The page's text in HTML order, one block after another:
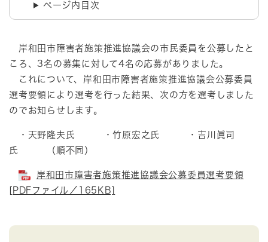
ページ内目次
岸和田市障害者施策推進協議会の市民委員を公募したと
ころ、3名の募集に対して4名の応募がありました。
これについて、岸和田市障害者施策推進協議会公募委員
選考要領により選考を行った結果、次の方を選考しました
のでお知らせします。
・天野隆夫氏 ・竹原宏之氏 ・吉川眞司
氏 （順不同）
岸和田市障害者施策推進協議会公募委員選考要領
[PDFファイル／165KB]